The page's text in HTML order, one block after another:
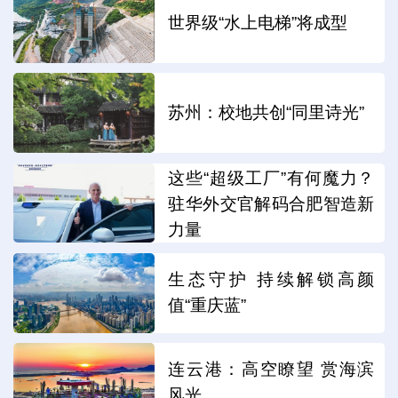
世界级“水上电梯”将成型
苏州：校地共创“同里诗光”
这些“超级工厂”有何魔力？
驻华外交官解码合肥智造新
力量
生态守护 持续解锁高颜
值“重庆蓝”
连云港：高空瞭望 赏海滨